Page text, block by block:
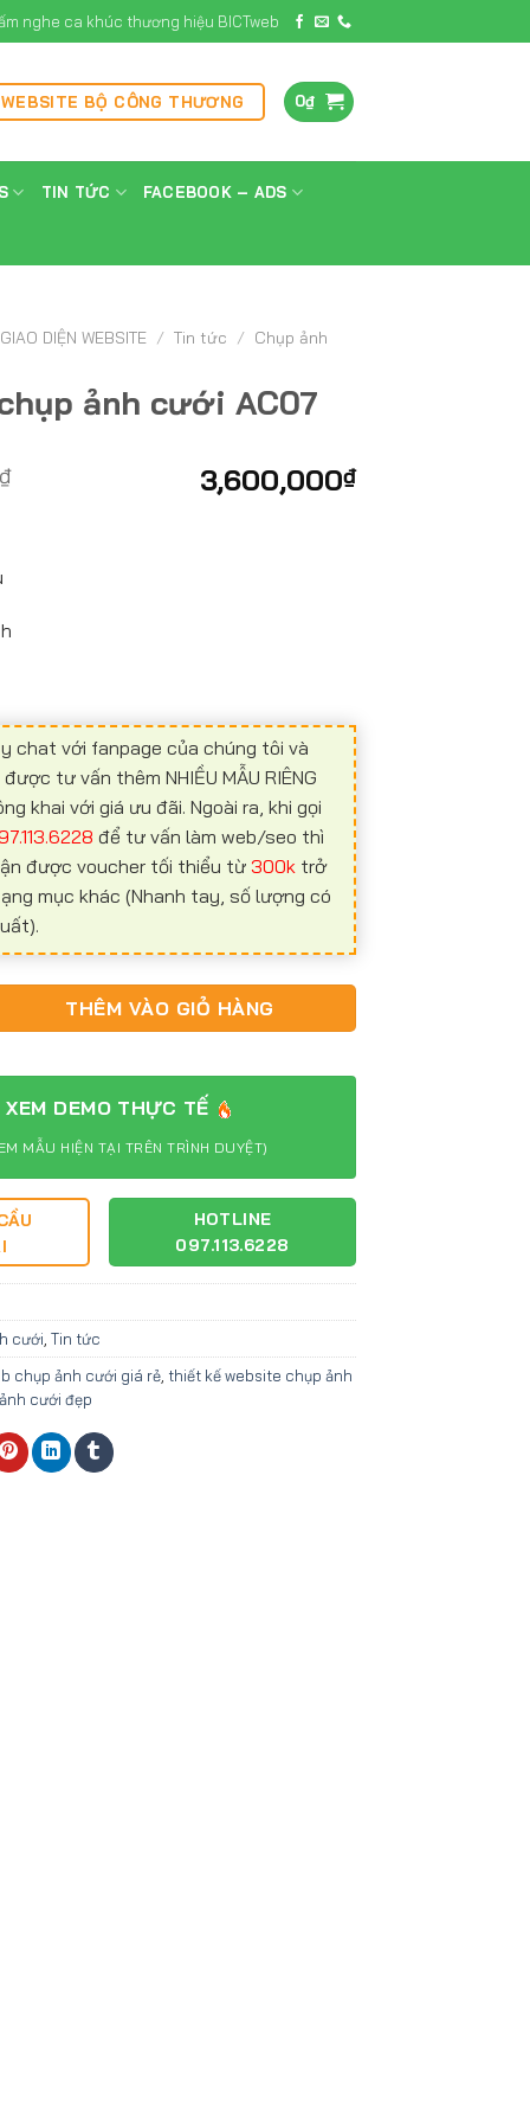
nghe ca khúc thương hiệu BICTweb
BỘ CÔNG THƯƠNG 0₫
TIN TỨC FACEBOOK – ADS
DIỆN WEBSITE / Tin tức / Chụp ảnh
ảnh cưới AC07
₫ 3,600,000₫
chat với fanpage của chúng tôi và
tư vấn thêm NHIỀU MẪU RIÊNG
khai với giá ưu đãi. Ngoài ra, khi gọi
để tư vấn làm web/seo thì
được voucher tối thiểu từ 300k trở
mục khác (Nhanh tay, số lượng có
cưới AC07 số lượng
THÊM VÀO GIỎ HÀNG
XEM DEMO THỰC TẾ
MẪU HIỆN TẠI TRÊN TRÌNH DUYỆT)
HOTLINE
097.113.6228
cưới Tin tức
chụp ảnh cưới giá rẻ thiết kế website chụp ảnh
cưới đẹp